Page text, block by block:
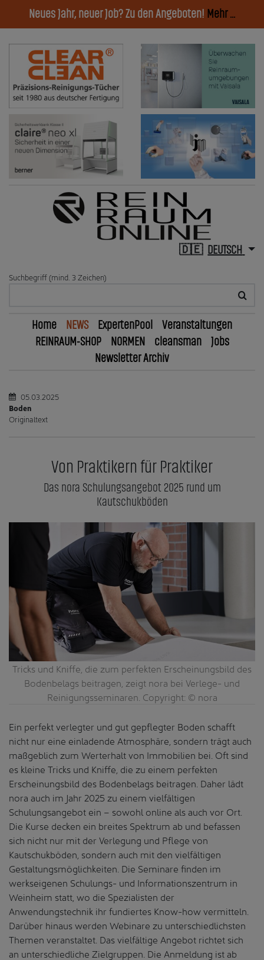
Neues Jahr, neuer Job? Zu den Angeboten! Mehr ...
DEUTSCH
Suchbegriff (mind. 3 Zeichen)
Home NEWS ExpertenPool
Veranstaltungen
REINRAUM-SHOP
NORMEN cleansman
Jobs
Newsletter Archiv
05.03.2025
Boden
Originaltext
Von Praktikern für Praktiker
Das nora Schulungsangebot 2025 rund um
Kautschukböden
Tricks und Kniffe, die zum perfekten Erscheinungsbild des
Bodenbelags beitragen, zeigt nora bei Verlege- und
Reinigungsseminaren. Copyright: © nora
Ein perfekt verlegter und gut gepflegter Boden schafft
nicht nur eine einladende Atmosphäre, sondern trägt auch
maßgeblich zum Werterhalt von Immobilien bei. Oft sind
es kleine Tricks und Kniffe, die zu einem perfekten
Erscheinungsbild des Bodenbelags beitragen. Daher lädt
nora auch im Jahr 2025 zu einem vielfältigen
Schulungsangebot ein – sowohl online als auch vor Ort.
Die Kurse decken ein breites Spektrum ab und befassen
sich nicht nur mit der Verlegung und Pflege von
Kautschukböden, sondern auch mit den vielfältigen
Gestaltungsmöglichkeiten. Die Seminare finden im
werkseigenen Schulungs- und Informationszentrum in
Weinheim statt, wo die Spezialisten der
Anwendungstechnik ihr fundiertes Know-how vermitteln.
Darüber hinaus werden Webinare zu unterschiedlichsten
Themen veranstaltet. Das vielfältige Angebot richtet sich
an unterschiedliche Zielgruppen. Die Anmeldung ist ab